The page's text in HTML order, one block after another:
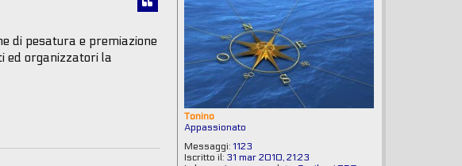
t
t
a
m
i
k
k
e
Tonino
Appassionato
Messaggi: 1123
Iscritto il: 31 mar 2010, 21:23
di pesatura e premiazione
ed organizzatori la